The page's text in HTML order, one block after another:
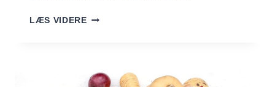
LÆS VIDEREÅRSTIDENS
JANUAR,